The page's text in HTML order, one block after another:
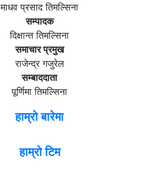
माधव प्रसाद तिमल्सिना
सम्पादक
दिक्षान्त तिमल्सिना
समाचार प्रमुख
राजेन्द्र गजुरेल
सम्बाददाता
पूर्णिमा तिमल्सिना
हाम्रो बारेमा
हाम्रो टिम